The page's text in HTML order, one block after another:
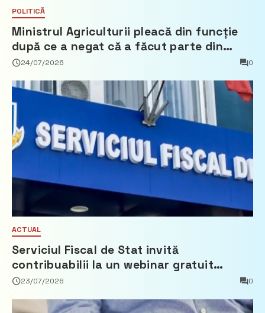
POLITICĂ
Ministrul Agriculturii pleacă din funcție
după ce a negat că a făcut parte din
Partidul Democrat
24/07/2026 0
ACTUAL
Serviciul Fiscal de Stat invită
contribuabilii la un webinar gratuit
privind calculul impozitului pe bunurile
23/07/2026 0